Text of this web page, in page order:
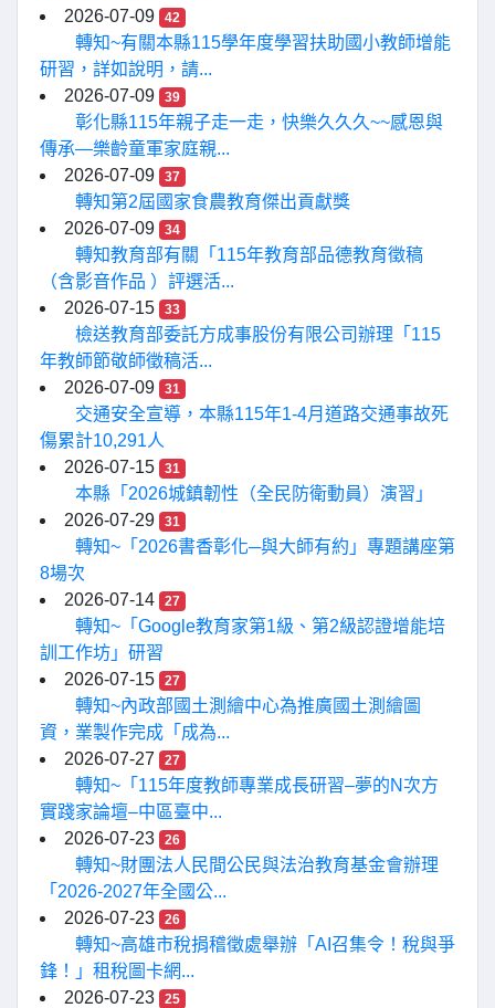
2026-07-09
42
轉知~有關本縣115學年度學習扶助國小教師增能
研習，詳如說明，請...
2026-07-09
39
彰化縣115年親子走一走，快樂久久久~~感恩與
傳承—樂齡童軍家庭親...
2026-07-09
37
轉知第2屆國家食農教育傑出貢獻獎
2026-07-09
34
轉知教育部有關「115年教育部品德教育徵稿
（含影音作品 ）評選活...
2026-07-15
33
檢送教育部委託方成事股份有限公司辦理「115
年教師節敬師徵稿活...
2026-07-09
31
交通安全宣導，本縣115年1-4月道路交通事故死
傷累計10,291人
2026-07-15
31
本縣「2026城鎮韌性（全民防衛動員）演習」
2026-07-29
31
轉知~「2026書香彰化─與大師有約」專題講座第
8場次
2026-07-14
27
轉知~「Google教育家第1級、第2級認證增能培
訓工作坊」研習
2026-07-15
27
轉知~內政部國土測繪中心為推廣國土測繪圖
資，業製作完成「成為...
2026-07-27
27
轉知~「115年度教師專業成長研習–夢的N次方
實踐家論壇–中區臺中...
2026-07-23
26
轉知~財團法人民間公民與法治教育基金會辦理
「2026-2027年全國公...
2026-07-23
26
轉知~高雄市稅捐稽徵處舉辦「AI召集令！稅與爭
鋒！」租稅圖卡網...
2026-07-23
25